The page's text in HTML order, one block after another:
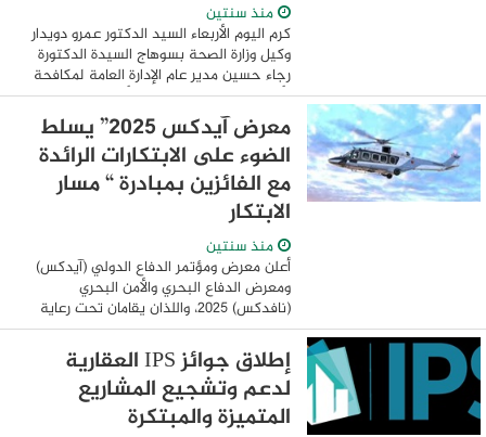
منذ سنتين
كرم اليوم الأربعاء السيد الدكتور عمرو دويدار
وكيل وزارة الصحة بسوهاج السيدة الدكتورة
رجاء حسين مدير عام الإدارة العامة لمكافحة
الأمراض المتوطنة ونواقل الأمراض بمديريه
الصحة بسوهاج وذلك لتميز ... معرض آيدكس 2025” يسلط
الضوء على الابتكارات الرائدة
مع الفائزين بمبادرة “ مسار
الابتكار
منذ سنتين
أعلن معرض ومؤتمر الدفاع الدولي (آيدكس)
ومعرض الدفاع البحري والأمن البحري
(نافدكس) 2025، واللذان يقامان تحت رعاية
صاحب السمو الشيخ محمد بن زايد آل نهيان،
رئيس دولة الإمارات العربية المتحدة، عن ...
إطلاق جوائز IPS العقارية
لدعم وتشجيع المشاريع
المتميزة والمبتكرة